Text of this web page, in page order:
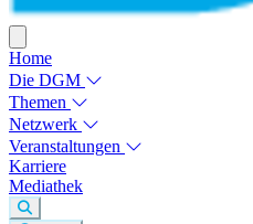
Home
Die DGM
Themen
Netzwerk
Veranstaltungen
Karriere
Mediathek